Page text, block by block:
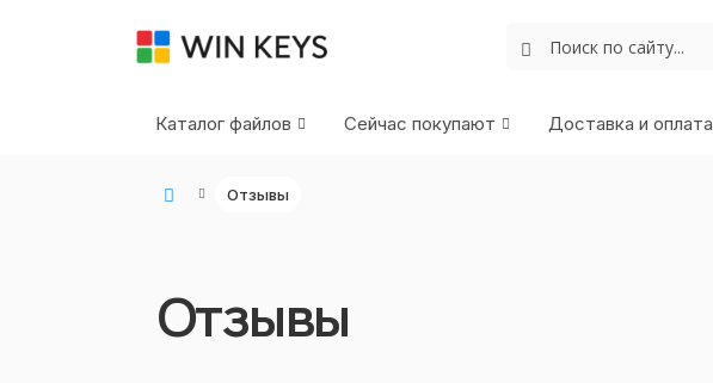
Каталог файлов Сейчас покупают Доставка и оплата
Отзывы
Отзывы